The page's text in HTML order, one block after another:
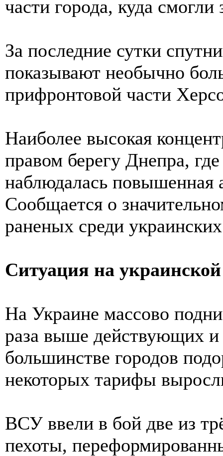
части города, куда
За последние сутки
показывают необычно
прифронтовой части
Наиболее высокая
правом берегу Днепра,
наблюдалась повышенная
Сообщается о
раненых среди
Ситуация на
На Украине массово
раза выше действующих и
большинстве городов
некоторых тарифы
ВСУ ввели в бой две из
пехоты,